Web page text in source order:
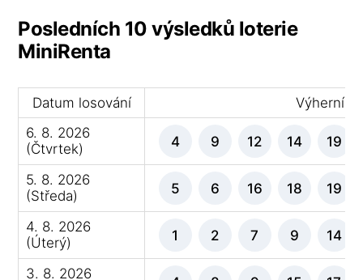
Posledních 10 výsledků loterie
MiniRenta
Datum losování
Výherní
6. 8. 2026
(Čtvrtek)
4 9 12 14 19
5. 8. 2026
(Středa)
5 6 16 18 19
4. 8. 2026
(Úterý)
1 2 7 9 14
3. 8. 2026